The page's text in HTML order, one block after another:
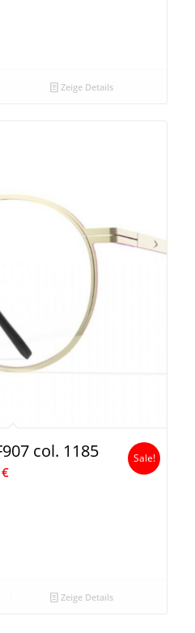
Zeige Details
col. 1185
€
Sale!
Zeige Details